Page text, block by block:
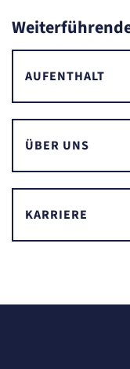
AUFENTHALT
ÜBER UNS
KARRIERE